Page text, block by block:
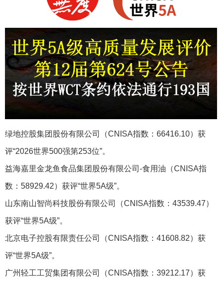
绿地控股集团股份有限公司（CNISA指数：66416.10）获
评“2026世界500强第253位”。
益海嘉里金龙鱼食品集团股份有限公司-食用油‌（CNISA指
数：58929.42）获评“世界5A级”。
山东南山智尚科技股份有限公司（CNISA指数：43539.47）
获评“世界5A级”。
北京电子控股有限责任公司（CNISA指数：41608.82）获
评“世界5A级”。
广州轻工工贸集团有限公司（CNISA指数：39212.17）获